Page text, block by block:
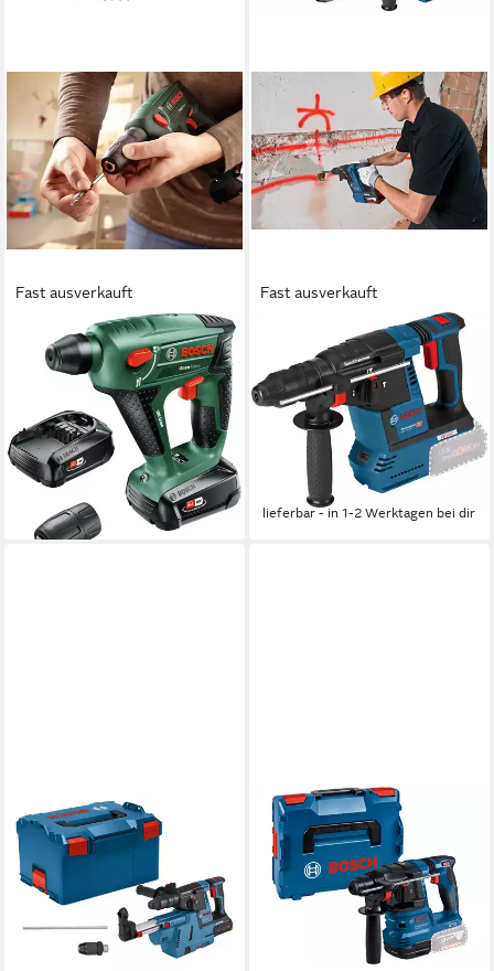
Fast ausverkauft
BOSCH HOME & GARDEN
Akku-Bohrhammer Uneo
Maxx + SystemBox, mit 2
Akkus und Ladegerät
(9)
184,99 € UVP 220,50 €
-16%
lieferbar - in 1-2 Werktagen bei dir
Fast ausverkauft
BOSCH PROFESSIONAL
Akku-Bohrhammer »GBH
18V-26F«, mit SDS plus GBH
18V-26F, ohne Akku, ohne
Ladegerät
332,54 €
UVP511,70 €
lieferbar - in 1-2 Werktagen bei dir